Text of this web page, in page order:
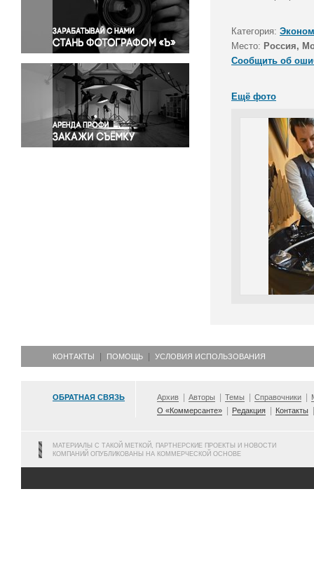
Правосудие
Происшествия и конфликты
Религия
Светская жизнь
Спорт
Экология
Экономика и бизнес
Категория:
Место: Россия,
Сообщить об
Ещё фото
КОНТАКТЫ ПОМОЩЬ УСЛОВИЯ ИСПОЛЬЗОВАНИЯ
ОБРАТНАЯ СВЯЗЬ Архив Авторы Темы Справочники
О «Коммерсанте»
Редакция Контакты
МАТЕРИАЛЫ С ТАКОЙ МЕТКОЙ, ПАРТНЕРСКИЕ ПРОЕКТЫ И НОВОСТИ
КОМПАНИЙ ОПУБЛИКОВАНЫ НА КОММЕРЧЕСКОЙ ОСНОВЕ